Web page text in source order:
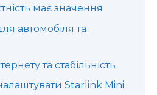
має значення
автомобіля та
та стабільність
Starlink Mini